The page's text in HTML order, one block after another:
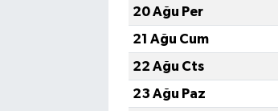
20 Ağu Per
21 Ağu Cum
22 Ağu Cts
23 Ağu Paz